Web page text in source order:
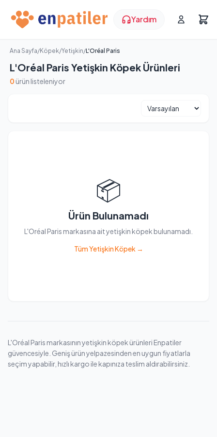
Yardım
Ana Sayfa/Köpek/Yetişkin/L'Oréal Paris
L'Oréal Paris Yetişkin Köpek Ürünleri
0 ürün listeleniyor
📦
Ürün Bulunamadı
L'Oréal Paris markasına ait yetişkin köpek bulunamadı.
Tüm Yetişkin Köpek →
L'Oréal Paris markasının yetişkin köpek ürünleri Enpatiler
güvencesiyle. Geniş ürün yelpazesinden en uygun fiyatlarla
seçim yapabilir, hızlı kargo ile kapınıza teslim aldırabilirsiniz.